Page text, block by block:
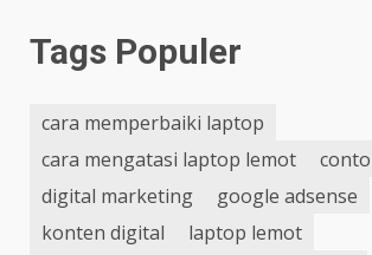
Tags Populer
cara memperbaiki laptop
cara mengatasi laptop lemot
digital marketing
google adsense
konten digital
laptop lemot